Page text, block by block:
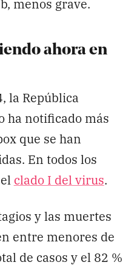
ahora en
la República
ha notificado más
que se han
En todos los
clado I del virus.
y las muertes
entre menores de
de casos y el 82 %